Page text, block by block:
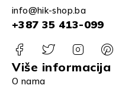
info@hik-shop.ba
+387 35 413-099
Više informacija
O nama